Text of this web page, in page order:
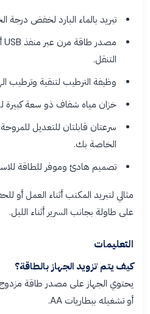
تبريد بالماء البارد لخفض درجة
التنقل.
وظيفة الترطيب لتنقية وترطيب
خزان مياه شفاف ذو سعة كبيرة
سرعتان قابلتان للتعديل
الخاصة بك.
تصميم هادئ وموفر للطاقة
مثالي لتبريد المكتب أثناء العمل أو
على طاولة بجانب السرير أثناء الليل.
التعليمات
كيف يتم تزويد الجهاز بالطاقة؟
أو تشغيله ببطاريات AA.